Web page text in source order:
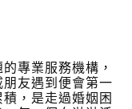
專業服務機構，
友遇到便會第一
，是走過婚姻困